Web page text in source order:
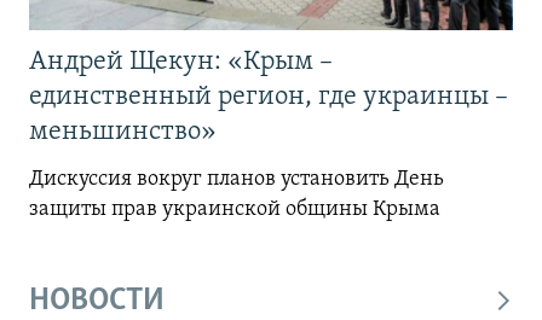
Андрей Щекун: «Крым –
единственный регион, где украинцы –
меньшинство»
Дискуссия вокруг планов установить День
защиты прав украинской общины Крыма
НОВОСТИ